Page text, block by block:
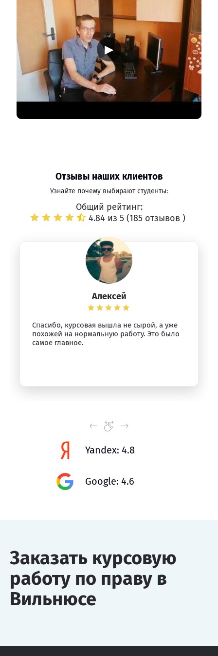
▶
Отзывы наших клиентов
Узнайте почему выбирают студенты:
Общий рейтинг:
4.84 из 5 (185 отзывов )
Алексей
Спасибо, курсовая вышла не сырой, а уже
похожей на нормальную работу. Это было
самое главное.
Yandex: 4.8
Google: 4.6
Заказать курсовую
работу по праву в
Вильнюсе